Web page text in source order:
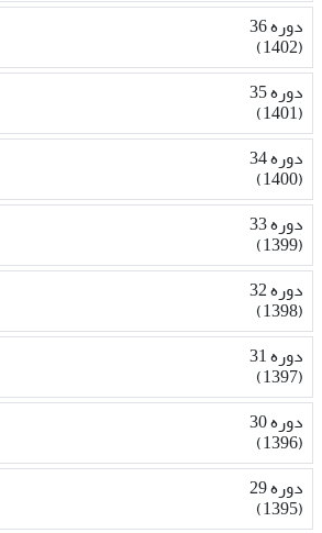
دوره 36
(1402)
دوره 35
(1401)
دوره 34
(1400)
دوره 33
(1399)
دوره 32
(1398)
دوره 31
(1397)
دوره 30
(1396)
دوره 29
(1395)